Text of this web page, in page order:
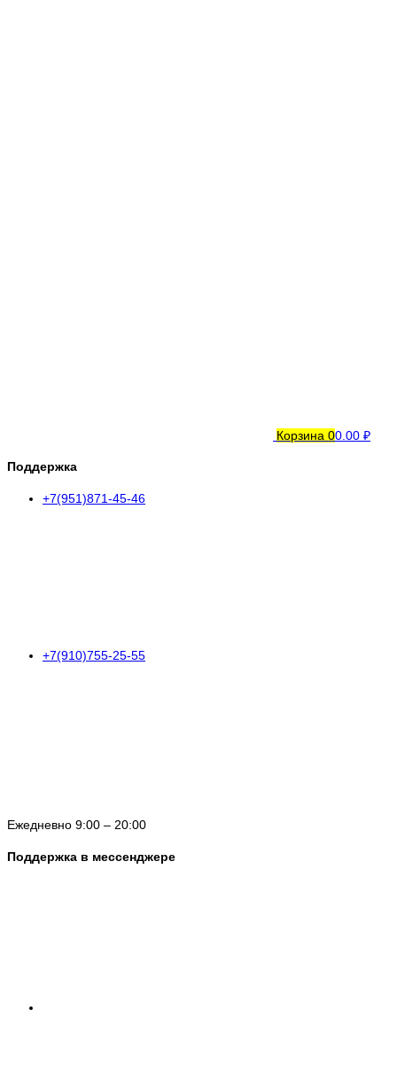
Корзина 00.00 ₽
Поддержка
+7(951)871-45-46
+7(910)755-25-55
Ежедневно 9:00 – 20:00
Поддержка в мессенджере